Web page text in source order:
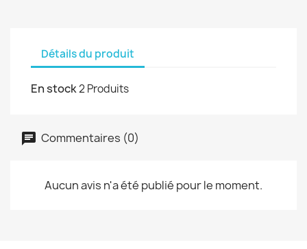
Détails du produit
En stock2 Produits
Commentaires (0)
Aucun avis n'a été publié pour le moment.